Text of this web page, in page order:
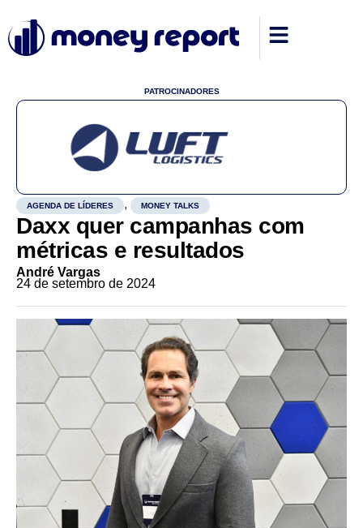
PATROCINADORES
AGENDA DE LÍDERES , MONEY TALKS
Daxx quer campanhas com
métricas e resultados
André Vargas
24 de setembro de 2024